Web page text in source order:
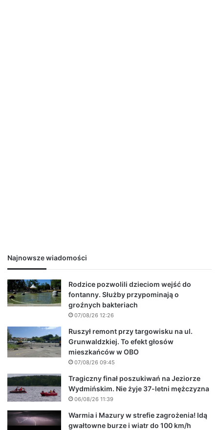
Najnowsze wiadomości
Rodzice pozwolili dzieciom wejść do
fontanny. Służby przypominają o
groźnych bakteriach
07/08/26 12:26
Ruszył remont przy targowisku na ul.
Grunwaldzkiej. To efekt głosów
mieszkańców w OBO
07/08/26 09:45
Tragiczny finał poszukiwań na Jeziorze
Wydmińskim. Nie żyje 37-letni mężczyzna
06/08/26 11:39
Warmia i Mazury w strefie zagrożenia! Idą
gwałtowne burze i wiatr do 100 km/h